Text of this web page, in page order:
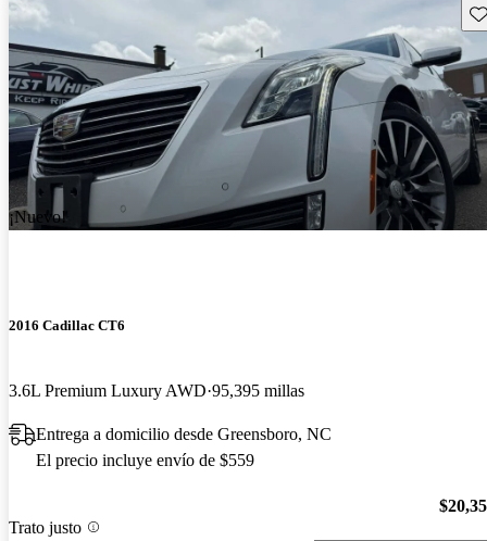
¡Nuevo!
2016 Cadillac CT6
3.6L Premium Luxury AWD 95,395 millas
Entrega a domicilio desde Greensboro, NC
El precio incluye envío de $559
Trato justo